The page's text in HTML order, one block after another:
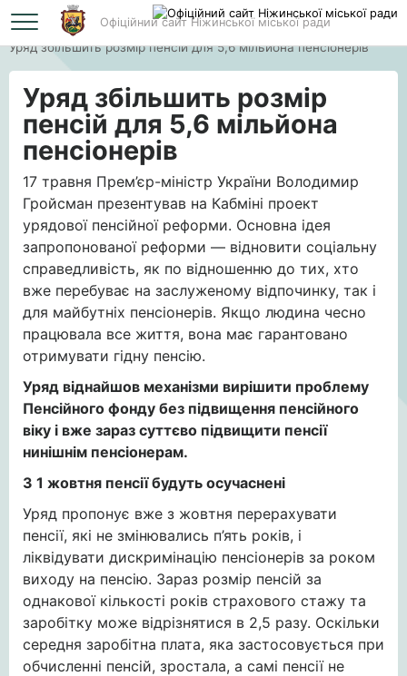
Офіційний сайт Ніжинської міської ради
Головна
Уряд збільшить розмір пенсій для 5,6 мільйона пенсіонерів
Уряд збільшить розмір
пенсій для 5,6 мільйона
пенсіонерів
17 травня Прем’єр-міністр України Володимир
Гройсман презентував на Кабміні проект
урядової пенсійної реформи. Основна ідея
запропонованої реформи — відновити соціальну
справедливість, як по відношенню до тих, хто
вже перебуває на заслуженому відпочинку, так і
для майбутніх пенсіонерів. Якщо людина чесно
працювала все життя, вона має гарантовано
отримувати гідну пенсію.
Уряд віднайшов механізми вирішити проблему
Пенсійного фонду без підвищення пенсійного
віку і вже зараз суттєво підвищити пенсії
нинішнім пенсіонерам.
З 1 жовтня пенсії будуть осучаснені
Уряд пропонує вже з жовтня перерахувати
пенсії, які не змінювались п’ять років, і
ліквідувати дискримінацію пенсіонерів за роком
виходу на пенсію. Зараз розмір пенсій за
однакової кількості років страхового стажу та
заробітку може відрізнятися в 2,5 разу. Оскільки
середня заробітна плата, яка застосовується при
обчисленні пенсій, зростала, а самі пенсії не